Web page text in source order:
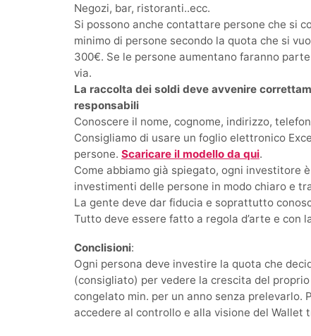
Negozi, bar, ristoranti..ecc.
Si possono anche contattare persone che si
minimo di persone secondo la quota che si
300€. Se le persone aumentano faranno
via.
La raccolta dei soldi deve avvenire
responsabili
Conoscere il nome, cognome, indirizzo,
Consigliamo di usare un foglio elettronico
persone. Scaricare il modello da qui.
Come abbiamo già spiegato, ogni investitore
investimenti delle persone in modo chiaro e
La gente deve dar fiducia e soprattutto
Tutto deve essere fatto a regola d’arte e con
Conclisioni:
Ogni persona deve investire la quota che
(consigliato) per vedere la crescita del
congelato min. per un anno senza prelevarlo.
accedere al controllo e alla visione del